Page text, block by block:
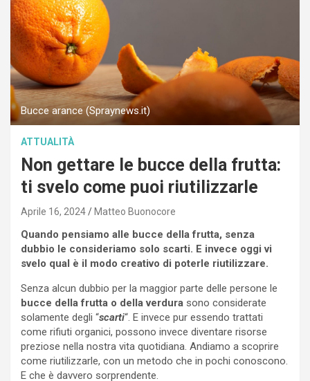
Bucce arance (Spraynews.it)
ATTUALITÀ
Non gettare le bucce della frutta:
ti svelo come puoi riutilizzarle
Aprile 16, 2024 Matteo Buonocore
Quando pensiamo alle bucce della frutta, senza
dubbio le consideriamo solo scarti. E invece oggi vi
svelo qual è il modo creativo di poterle riutilizzare.
Senza alcun dubbio per la maggior parte delle persone le
bucce della frutta o della verdura sono considerate
solamente degli “scarti“. E invece pur essendo trattati
come rifiuti organici, possono invece diventare risorse
preziose nella nostra vita quotidiana. Andiamo a scoprire
come riutilizzarle, con un metodo che in pochi conoscono.
E che è davvero sorprendente.